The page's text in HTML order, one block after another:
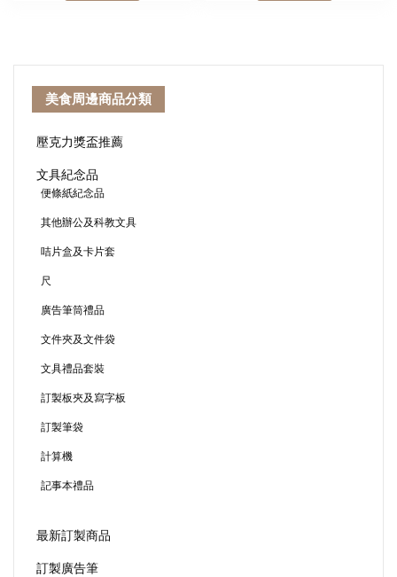
美食周邊商品分類
壓克力獎盃推薦
文具紀念品
便條紙紀念品
其他辦公及科教文具
咭片盒及卡片套
尺
廣告筆筒禮品
文件夾及文件袋
文具禮品套裝
訂製板夾及寫字板
訂製筆袋
計算機
記事本禮品
最新訂製商品
訂製廣告筆